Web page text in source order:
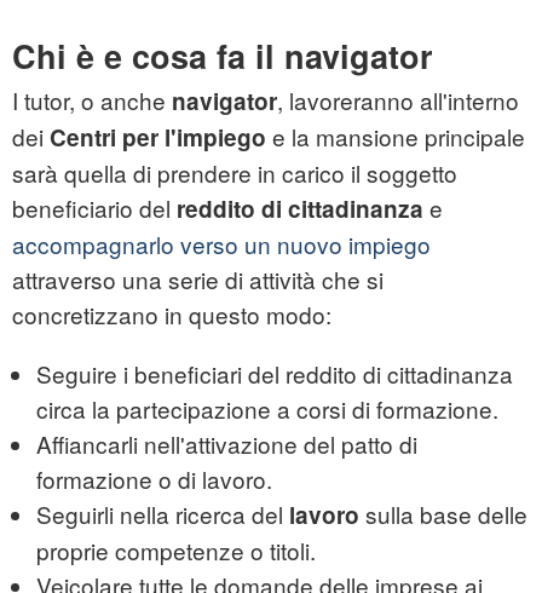
Chi è e cosa fa il navigator
I tutor, o anche navigator, lavoreranno all'interno
dei Centri per l'impiego e la mansione principale
sarà quella di prendere in carico il soggetto
beneficiario del reddito di cittadinanza e
accompagnarlo verso un nuovo impiego
attraverso una serie di attività che si
concretizzano in questo modo:
Seguire i beneficiari del reddito di cittadinanza
circa la partecipazione a corsi di formazione.
Affiancarli nell'attivazione del patto di
formazione o di lavoro.
Seguirli nella ricerca del lavoro sulla base delle
proprie competenze o titoli.
Veicolare tutte le domande delle imprese ai